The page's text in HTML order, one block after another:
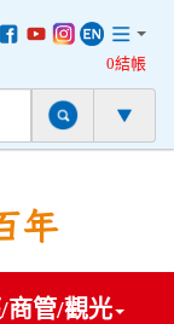
0結帳
年
商管/觀光